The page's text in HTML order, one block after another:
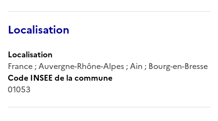
Localisation
Localisation
France ; Auvergne-Rhône-Alpes ; Ain ; Bourg-en-Bresse
Code INSEE de la commune
01053